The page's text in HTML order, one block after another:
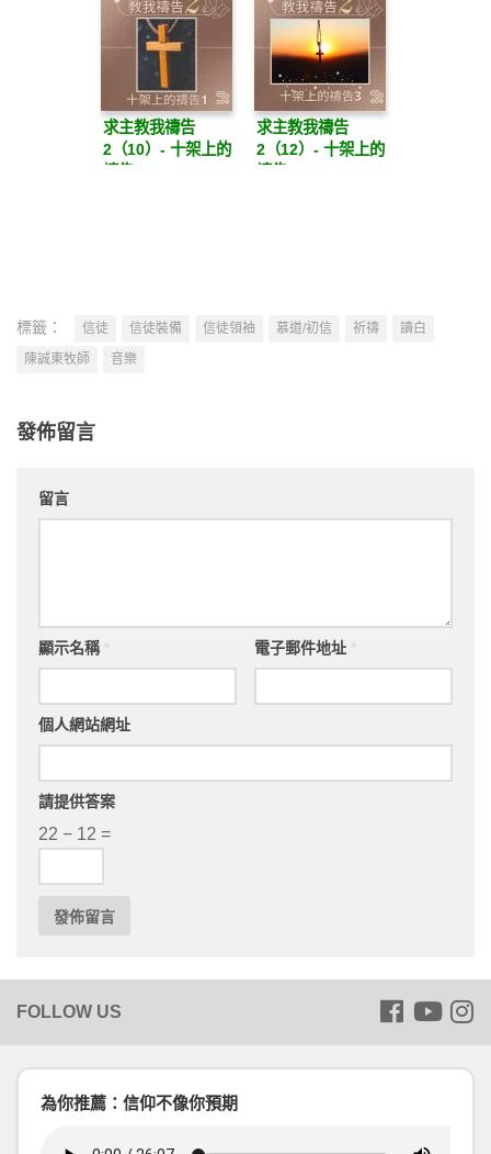
求主教我禱告
2（10）- 十架上的
求主教我禱告
2（12）- 十架上的
標籤： 信徒 信徒裝備 信徒領袖 慕道/初信 祈禱
讀白
陳誠東牧師
音樂
發佈留言
留言
顯示名稱 電子郵件地址
個人網站網址
請提供答案
22 − 12 =
為你推薦：信仰不像你預期